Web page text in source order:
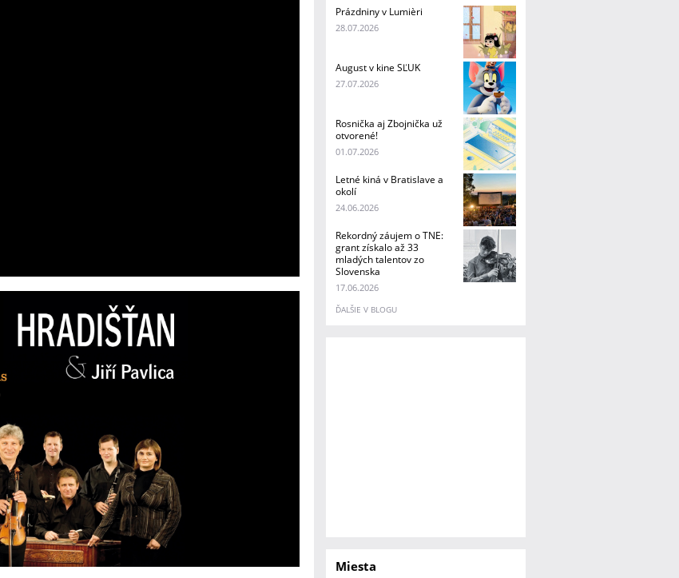
Prázdniny v Lumièri
28.07.2026
August v kine SĽUK
27.07.2026
Rosnička aj Zbojnička už
otvorené!
01.07.2026
Letné kiná v Bratislave a
okolí
24.06.2026
Rekordný záujem o TNE:
grant získalo až 33
mladých talentov zo
Slovenska
17.06.2026
ĎALŠIE V BLOGU
Miesta